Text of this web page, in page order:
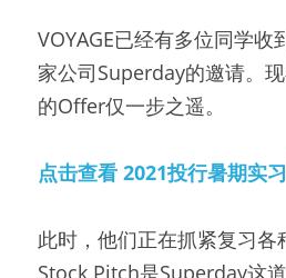
VOYAGE已经有多位同学收
家公司Superday的邀请。
的Offer仅一步之遥。
点击查看 2021投行暑期实
此时，他们正在抓紧复习各
Stock Pitch是Superday这道